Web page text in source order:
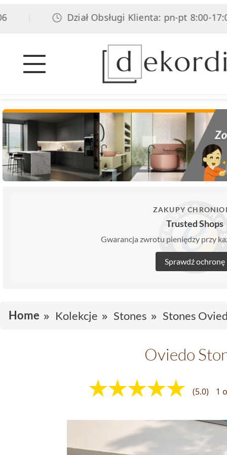
Dział Obsługi Klienta: pn-pt 8:00-17:00,
ZAKUPY
Trusted Shops
Gwarancja zwrotu pieniędzy przy
Sprawdź ochronę
Home Kolekcje Stones Stones
Oviedo
(5.0) 1